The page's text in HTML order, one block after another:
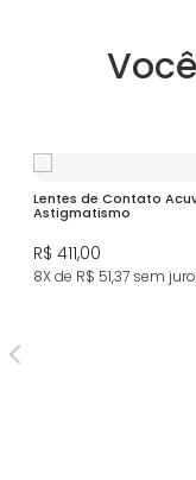
Lentes de Contato
Astigmatismo
R$ 411,00
8X de R$ 51,37 sem